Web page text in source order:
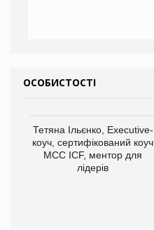
ОСОБИСТОСТІ
Тетяна Ільєнко, Executive-
коуч, сертифікований коуч
МСС ICF, ментор для
лідерів